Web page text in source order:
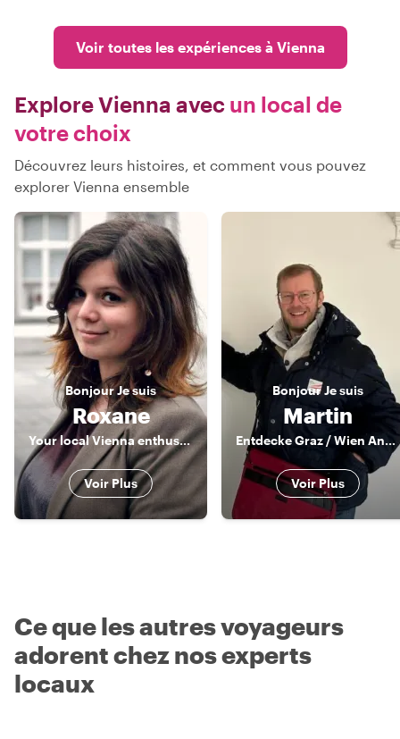
Voir toutes les expériences à Vienna
Explore Vienna avec un local de
votre choix
Découvrez leurs histoires, et comment vous pouvez
explorer Vienna ensemble
BonjourJe suis
Roxane
Your local Vienna enthusiast
Voir Plus
BonjourJe suis
Martin
Entdecke Graz / Wien Andersrum
Voir Plus
Ce que les autres voyageurs
adorent chez nos experts
locaux